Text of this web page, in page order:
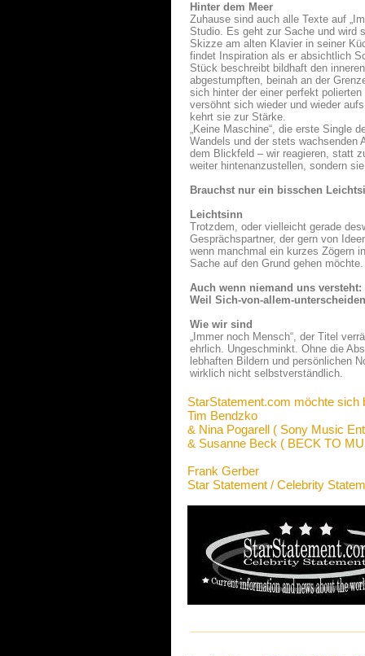
Hinter dem Meer
Zuhause sind auch alle Texte auf
Studio. Es geht zur Sache und wird
Skizze am alten Klavier in seiner
findet Inspiration als er absichtlich
Stück beschreibt bildhaft den
abgestumpften, beinah an der
sich hinter der einer perfekt polierten
versöhnt sich wieder und wieder
kehrt sie zur Stärke.
„Keine Maschine“, die erste Single
Wandels und der stets wachsenden
dem Blickfeld – wir reagieren, statt
weiter hintenanzustellen, sondern
Brauchst nur ein bisschen
Leichtsinn
Trotzdem, oder vielleicht gerade
Gesprächspartner, der gern von
wenn manchmal ein kurzes Zögern
Sache auf den Grund gehen
Auch wenn niemand uns
Weil Sich-von-allem-
Wie wir sind
„Immer noch Mensch“, der Titel
ehrlich. Ungeschminkt. Ohne die
lebhaften Bildern und persönlichen
wirklich nicht selbstverständlich.
StarStatement.com möchte sich
Tim Bendzko
& Nina Pogarell ( Sony Music
& Susanne Beck ( BECK TO
Frank Gerber
Star Statement / Celebrity